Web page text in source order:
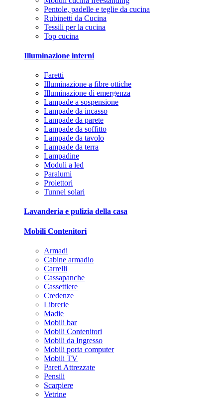
Pentole, padelle e teglie da cucina
Rubinetti da Cucina
Tessili per la cucina
Top cucina
Illuminazione interni
Faretti
Illuminazione a fibre ottiche
Illuminazione di emergenza
Lampade a sospensione
Lampade da incasso
Lampade da parete
Lampade da soffitto
Lampade da tavolo
Lampade da terra
Lampadine
Moduli a led
Paralumi
Proiettori
Tunnel solari
Lavanderia e pulizia della casa
Mobili Contenitori
Armadi
Cabine armadio
Carrelli
Cassapanche
Cassettiere
Credenze
Librerie
Madie
Mobili bar
Mobili Contenitori
Mobili da Ingresso
Mobili porta computer
Mobili TV
Pareti Attrezzate
Pensili
Scarpiere
Vetrine